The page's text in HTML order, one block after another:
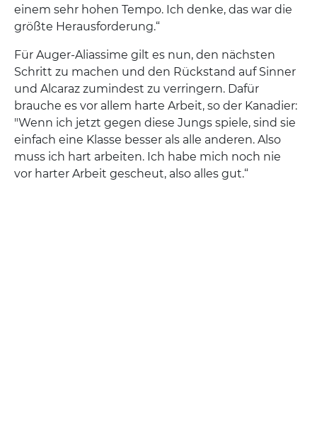
einem sehr hohen Tempo. Ich denke, das war die
größte Herausforderung.“
Für Auger-Aliassime gilt es nun, den nächsten
Schritt zu machen und den Rückstand auf Sinner
und Alcaraz zumindest zu verringern. Dafür
brauche es vor allem harte Arbeit, so der Kanadier:
"Wenn ich jetzt gegen diese Jungs spiele, sind sie
einfach eine Klasse besser als alle anderen. Also
muss ich hart arbeiten. Ich habe mich noch nie
vor harter Arbeit gescheut, also alles gut.“